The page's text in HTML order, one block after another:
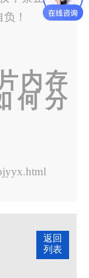
！
内存
何分
返回
列表